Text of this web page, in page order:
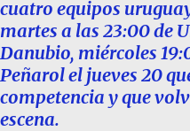
cuatro equipos
martes a las 23:00 de
Danubio, miércoles
Peñarol el jueves 20
competencia y que
escena.